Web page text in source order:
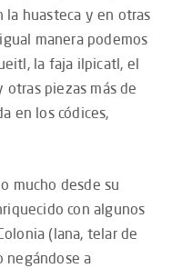
huasteca y en otras
manera podemos
la faja ilpicatl, el
otras piezas más de
en los códices,
mucho desde su
con algunos
(lana, telar de
negándose a